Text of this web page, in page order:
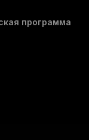
программа